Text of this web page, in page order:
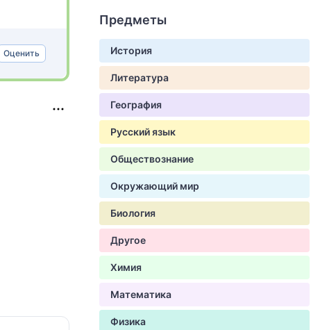
Оценить
Предметы
История
Литература
География
Русский язык
Обществознание
Окружающий мир
Биология
Другое
Химия
Математика
Физика